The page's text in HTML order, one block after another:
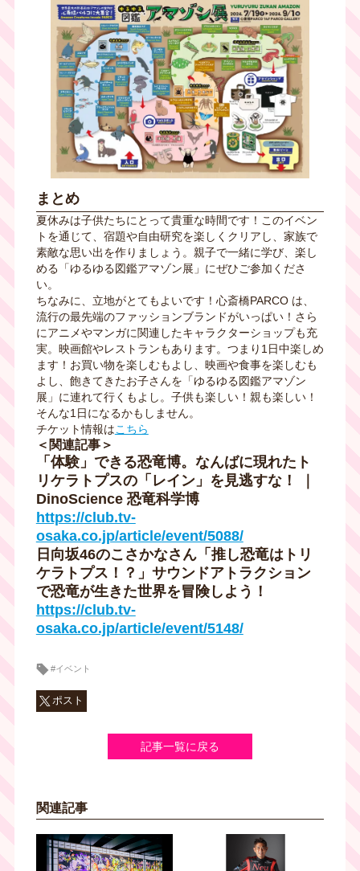
まとめ
夏休みは子供たちにとって貴重な時間です！このイベン
トを通じて、宿題や自由研究を楽しくクリアし、家族で
素敵な思い出を作りましょう。親子で一緒に学び、楽し
める「ゆるゆる図鑑アマゾン展」にぜひご参加くださ
い。
ちなみに、立地がとてもよいです！心斎橋PARCO は、
流行の最先端のファッションブランドがいっぱい！さら
にアニメやマンガに関連したキャラクターショップも充
実。映画館やレストランもあります。つまり 1 日中楽しめ
ます！お買い物を楽しむもよし、映画や食事を楽しむも
よし、飽きてきたお子さんを「ゆるゆる図鑑アマゾン
展」に連れて行くもよし。子供も楽しい！親も楽しい！
そんな1 日になるかもしません。
チケット情報はこちら
＜関連記事＞
「体験」できる恐竜博。なんばに現れたト
リケラトプスの「レイン」を見逃すな！ ｜
DinoScience 恐竜科学博
https://club.tv-
osaka.co.jp/article/event/5088/
日向坂46のこさかなさん「推し恐竜はトリ
ケラトプス！？」サウンドアトラクション
で恐竜が生きた世界を冒険しよう！
https://club.tv-
osaka.co.jp/article/event/5148/
#イベント
ポスト
記事一覧に戻る
関連記事